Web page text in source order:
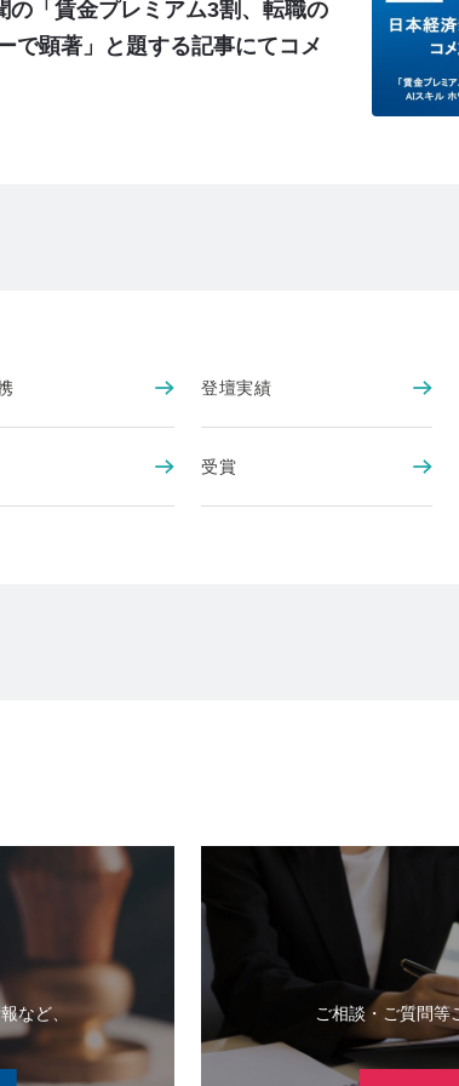
「賃金プレミアム3割、転職の
で顕著」と題する記事にてコメ
登壇実績
受賞
など、
ご相談・ご質問等